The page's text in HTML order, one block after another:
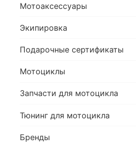
Мотоаксессуары
Экипировка
Подарочные сертификаты
Мотоциклы
Запчасти для мотоцикла
Тюнинг для мотоцикла
Бренды